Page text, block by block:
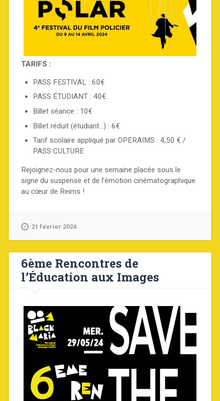
TARIFS :
PASS FESTIVAL : 60€
PASS ÉTUDIANT : 40€
Billet séance : 10€
Billet réduit (étudiant…) : 6€
Tarif scolaire appliqué par OPERAIMS : 4,50 € /
PASS CULTURE
Rejoignez-nous pour une semaine placée sous le
signe du suspense et de l’émotion cinématographique
au cœur de Reims !
21 février 2024
6ème Rencontres de
l’Éducation aux Images